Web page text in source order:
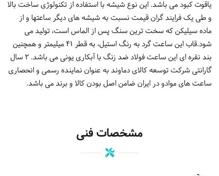
یاقوت کبود می باشد. این نوع شیشه با استفاده از تکنولوژی ساخت بالا
و طی یک فرایند گران قیمت نسبت به شیشه های دیگر ساعتها و از
ماده سیلیکن که سخت ترین سنگ پس از الماس است، تولید می
شود.قاب این ساعت گرد به رنگ استیل، به قطر 41 میلیمتر و همچنین
بند نقره ای این ساعت فولاد ضد زنگ با آبکاری یونی می باشد. 2 سال
گارانتی شرکت توسعه کالای دماوند به عنوان نماینده رسمی و انحصاری
ساعت های موادو در ایران ضامن اصل بودن کالا و برند می باشد.
مشخصات فنی